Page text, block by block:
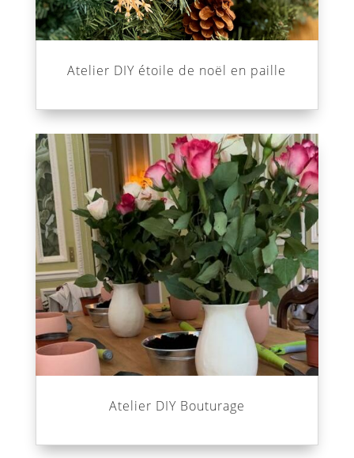
Atelier DIY étoile de noël en paille
Atelier DIY Bouturage